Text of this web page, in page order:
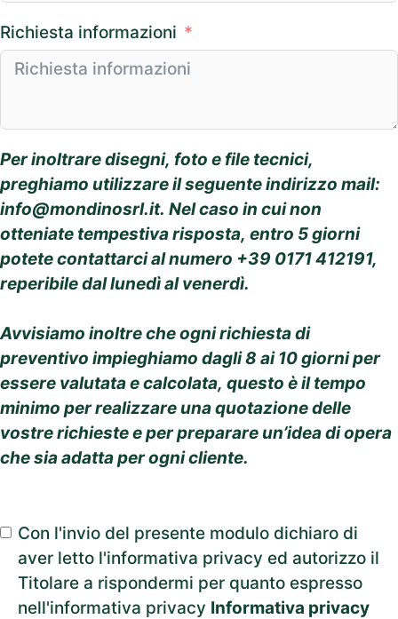
Richiesta informazioni
Per inoltrare disegni, foto e file tecnici,
preghiamo utilizzare il seguente indirizzo mail:
info@mondinosrl.it. Nel caso in cui non
otteniate tempestiva risposta, entro 5 giorni
potete contattarci al numero +39 0171 412191,
reperibile dal lunedì al venerdì.
Avvisiamo inoltre che ogni richiesta di
preventivo impieghiamo dagli 8 ai 10 giorni per
essere valutata e calcolata, questo è il tempo
minimo per realizzare una quotazione delle
vostre richieste e per preparare un’idea di opera
che sia adatta per ogni cliente.
Con l'invio del presente modulo dichiaro di
aver letto l'informativa privacy ed autorizzo il
Titolare a rispondermi per quanto espresso
nell'informativa privacy Informativa privacy